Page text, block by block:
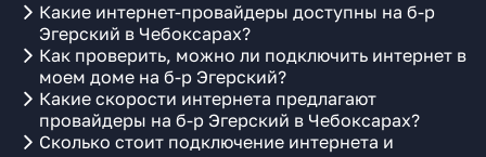
Какие интернет-провайдеры доступны на б-р
Эгерский в Чебоксарах?
Как проверить, можно ли подключить интернет в
моем доме на б-р Эгерский?
Какие скорости интернета предлагают
провайдеры на б-р Эгерский в Чебоксарах?
Сколько стоит подключение интернета и